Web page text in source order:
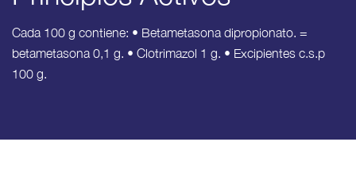
Cada 100 g contiene: • Betametasona dipropionato. =
betametasona 0,1 g. • Clotrimazol 1 g. • Excipientes c.s.p
100 g.